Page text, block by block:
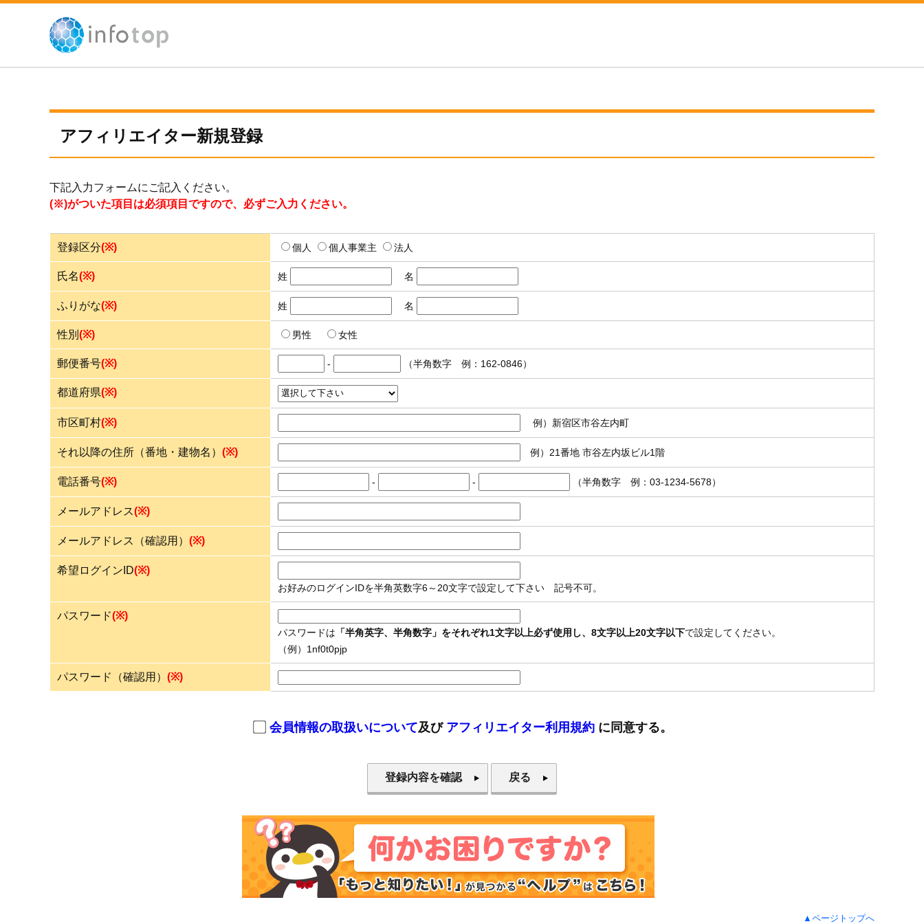
アフィリエイター新規登録
下記入力フォームにご記入ください。
(※)がついた項目は必須項目ですので、必ずご入力ください。
登録区分(※) 個人 個人事業主 法人
氏名(※) 姓 名
ふりがな(※) 姓 名
性別 (※) 男性 女性
郵便番号(※) - （半角数字 例：162-0846）
都道府県(※)
市区町村(※) 例）新宿区市谷左内町
それ以降の住所（番地・建物名） (※) 例）21番地 市谷左内坂ビル1階
電話番号(※) - - （半角数字 例：03-1234-5678）
メールアドレス(※)
メールアドレス（確認用） (※)
希望ログインID(※)
お好みのログインIDを半角英数字6～20文字で設定して下さい 記号不可。
パスワード(※)
パスワードは 「半角英字、半角数字」をそれぞれ1文字以上必ず使用し、8文字以上20文字以下で設定してください。
（例）1nf0t0pjp
パスワード（確認用） (※)
会員情報の取扱いについて及び アフィリエイター利用規約に同意する。
▲ページトップへ